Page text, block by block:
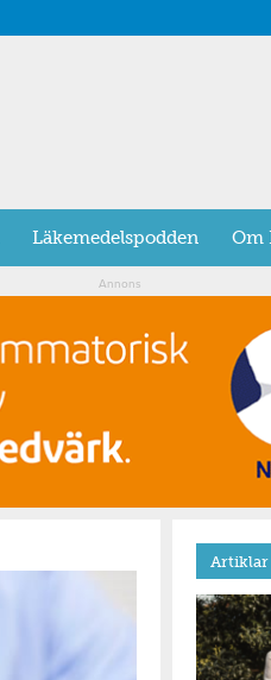
Läkemedelspodden Om
Annons
Artiklar